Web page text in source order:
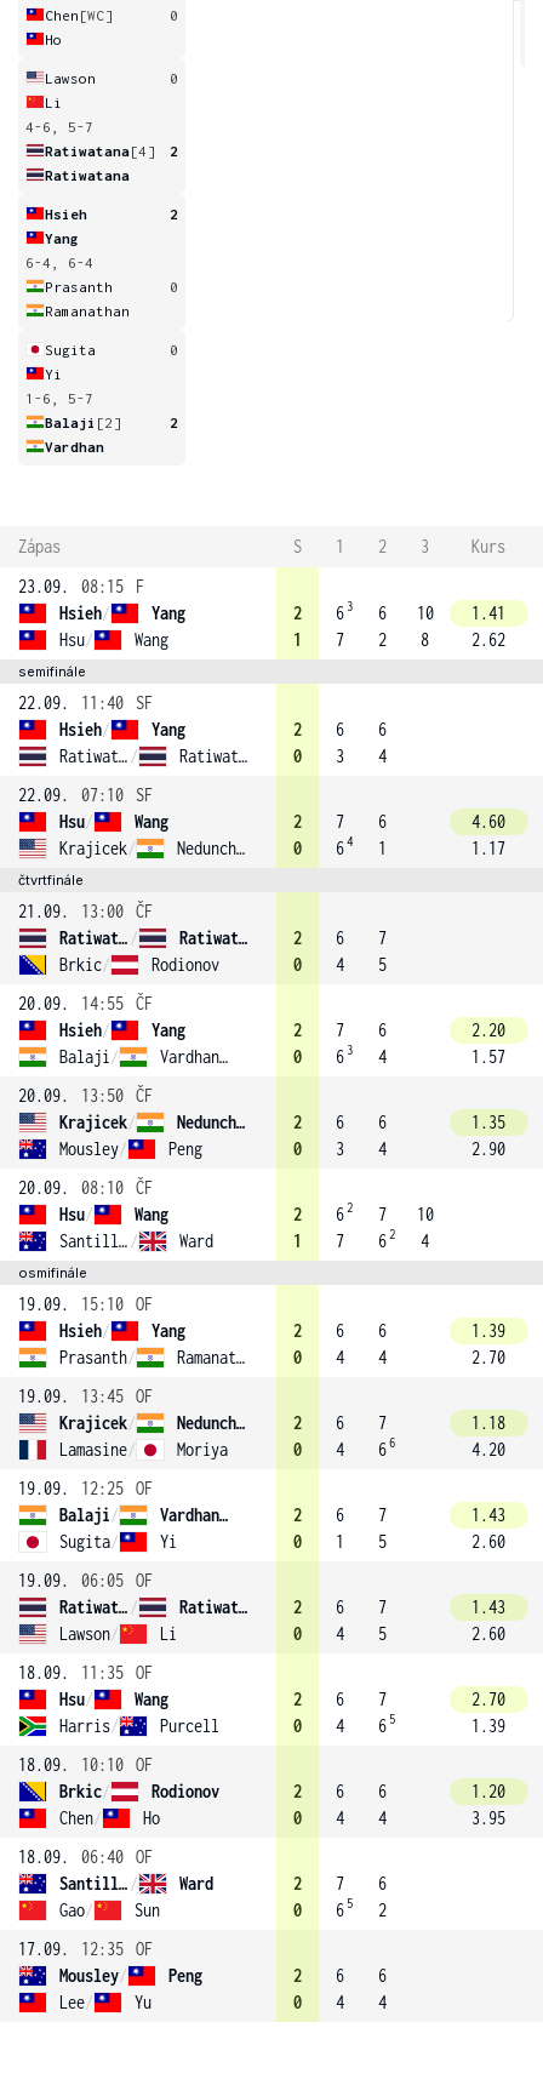
Chen [WC]
0
Ho
Lawson
0
Li
4-6, 5-7
Ratiwatana[4]
2
Ratiwatana
Hsieh
2
Yang
6-4, 6-4
Prasanth
0
Ramanathan
Sugita
0
Yi
1-6, 5-7
Balaji [2]
2
Vardhan
Zápas S 1 2 3
Kurs
23.09.
08:15
F
Hsieh/
Yang
Hsu/ Wang
2
1
6 3
7
6
2
10
8
1.41
2.62
semifinále
22.09. 11:40
SF
Hsieh/
Yang
Ratiwatana / Ratiwatana (4)
2
0
6
3
6
4
22.09.
07:10
SF
Hsu/
Wang
Krajicek/ Nedunchezhiyan (1)
2
0
7
64
6
1
4.60
1.17
čtvrtfinále
21.09. 13:00 ČF
Ratiwatana /
Ratiwatana (4)
Brkic/ Rodionov
2
0
6
4
7
5
20.09.
14:55 ČF
Hsieh/
Yang
Balaji / Vardhan (2)
2
0
7
6 3
6
4
2.20
1.57
20.09.
13:50 ČF
Krajicek/
Nedunchezhiyan (1)
Mousley/ Peng
2
0
6
3
6
4
1.35
2.90
20.09.
08:10 ČF
Hsu/
Wang
Santillan / Ward
2
1
62
7
7
62
10
4
osmifinále
19.09. 15:10 OF
Hsieh/
Yang
Prasanth/ Ramanathan
2
0
6
4
6
4
1.39
2.70
19.09.
13:45 OF
Krajicek/
Nedunchezhiyan (1)
Lamasine/ Moriya
2
0
6
4
7
66
1.18
4.20
19.09.
12:25 OF
Balaji/
Vardhan (2)
Sugita/ Yi
2
0
6
1
7
5
1.43
2.60
19.09.
06:05 OF
Ratiwatana /
Ratiwatana (4)
Lawson/ Li
2
0
6
4
7
5
1.43
2.60
18.09.
11:35 OF
Hsu/
Wang
Harris/ Purcell
2
0
6
4
7
6 5
2.70
1.39
18.09.
10:10 OF
Brkic/
Rodionov
Chen/ Ho
2
0
6
4
6
4
1.20
3.95
18.09.
06:40 OF
Santillan /
Ward
Gao/ Sun
2
0
7
6 5
6
2
17.09.
12:35 OF
Mousley/
Peng
Lee/ Yu
2
0
6
4
6
4